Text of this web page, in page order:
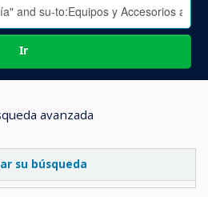
Ir
avanzada
su búsqueda